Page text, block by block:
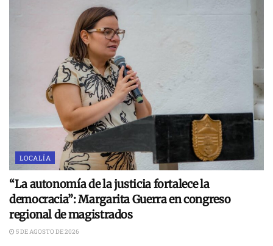
LOCALÍA
“La autonomía de la justicia fortalece la
democracia”: Margarita Guerra en congreso
regional de magistrados
5 DE AGOSTO DE 2026